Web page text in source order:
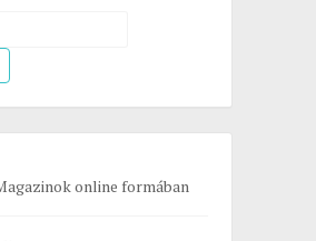
online formában